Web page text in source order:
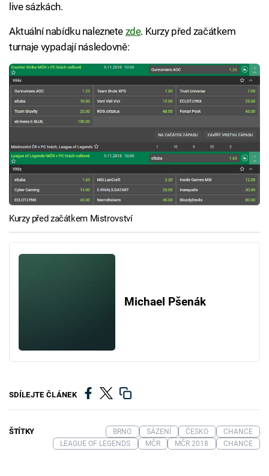
live sázkách.
Aktuální nabídku naleznete zde. Kurzy před začátkem
turnaje vypadají následovně:
Kurzy před začátkem Mistrovství
Michael Pšenák
SDÍLEJTE ČLÁNEK
ŠTÍTKY BRNO SÁZENÍ ČESKO
CHANCE
LEAGUE OF LEGENDS
MČR MČR 2018 CHANCE